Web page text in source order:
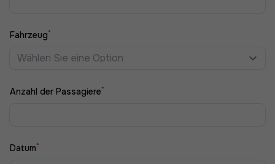
Fahrzeug*
Wählen Sie eine Option
Anzahl der Passagiere*
Datum*